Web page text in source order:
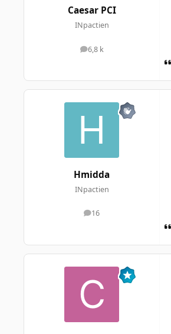
Caesar PCI
INpactien
6,8 k
messages
Hmidda
INpactien
16
messages